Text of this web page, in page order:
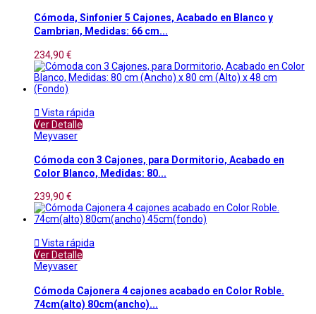
Cómoda, Sinfonier 5 Cajones, Acabado en Blanco y
Cambrian, Medidas: 66 cm...
234,90 €
 Vista rápida
Ver Detalle
Meyvaser
Cómoda con 3 Cajones, para Dormitorio, Acabado en
Color Blanco, Medidas: 80...
239,90 €
 Vista rápida
Ver Detalle
Meyvaser
Cómoda Cajonera 4 cajones acabado en Color Roble.
74cm(alto) 80cm(ancho)...